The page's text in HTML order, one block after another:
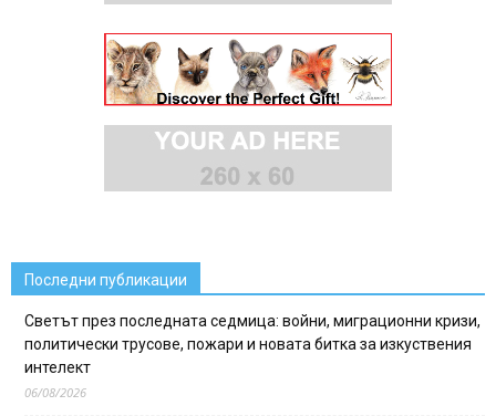
Последни публикации
Светът през последната седмица: войни, миграционни кризи,
политически трусове, пожари и новата битка за изкуствения
интелект
06/08/2026